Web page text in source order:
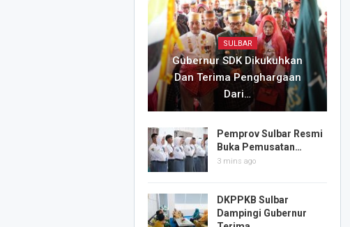
SULBAR
Gubernur SDK Dikukuhkan
Dan Terima Penghargaan
Dari…
Pemprov Sulbar Resmi
Buka Pemusatan…
3 mins ago
DKPPKB Sulbar
Dampingi Gubernur